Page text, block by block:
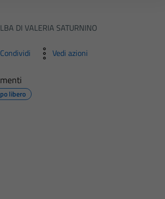
DI VALERIA SATURNINO
Condividi Vedi azioni
libero